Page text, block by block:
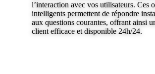
l’interaction avec vos utilisateurs. Ces
intelligents permettent de répondre
aux questions courantes, offrant ainsi
client efficace et disponible 24h/24.